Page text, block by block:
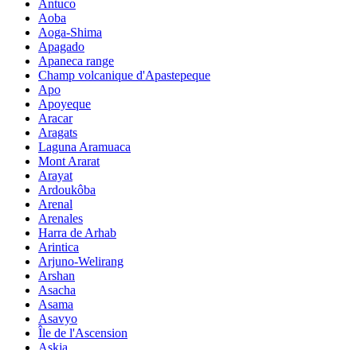
Antuco
Aoba
Aoga-Shima
Apagado
Apaneca range
Champ volcanique d'Apastepeque
Apo
Apoyeque
Aracar
Aragats
Laguna Aramuaca
Mont Ararat
Arayat
Ardoukôba
Arenal
Arenales
Harra de Arhab
Arintica
Arjuno-Welirang
Arshan
Asacha
Asama
Asavyo
Île de l'Ascension
Askja